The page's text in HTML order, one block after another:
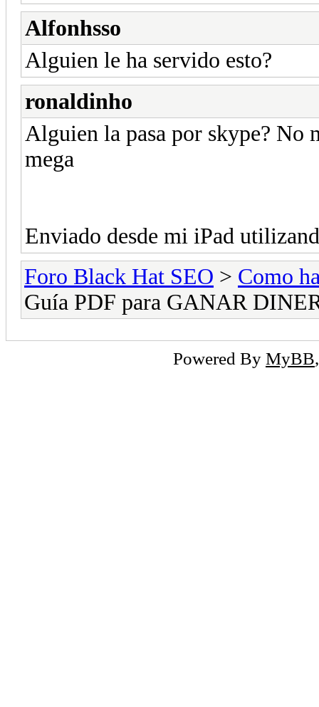
Alfonhsso
Alguien le ha servido esto?
ronaldinho
Alguien la pasa por skype? No
mega
Enviado desde mi iPad
Foro Black Hat SEO > Como
Guía PDF para GANAR
Powered By MyBB